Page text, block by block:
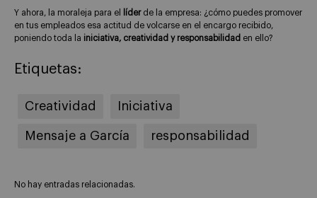
Y ahora, la moraleja para el líderde la empresa: ¿cómo puedes promover
en tus empleados esa actitud de volcarse en el encargo recibido,
poniendo toda la iniciativa, creatividad y responsabilidad en ello?
Etiquetas:
Creatividad Iniciativa
Mensaje a García responsabilidad
No hay entradas relacionadas.